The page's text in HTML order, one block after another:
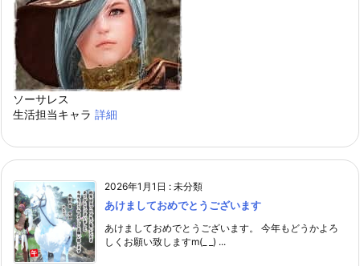
ソーサレス
生活担当キャラ 詳細
2026年1月1日 : 未分類
あけましておめでとうございます
あけましておめでとうございます。 今年もどうかよろ
しくお願い致しますm(_ _) ...